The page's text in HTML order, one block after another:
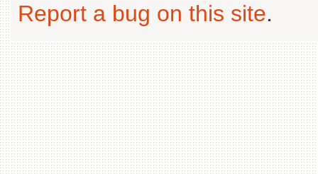
Report a bug on this site.